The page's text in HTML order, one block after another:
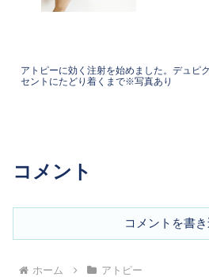
アトピーに効く注射を始めました。デュピク
セントにたどり着くまで※写真あり
コメント
コメントを書
ホーム アトピー